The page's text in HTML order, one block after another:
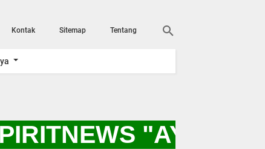
Kontak Sitemap Tentang
"AYO KITA